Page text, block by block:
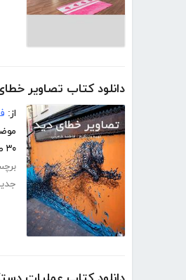
دانلود کتاب تصاویر
از:
۳۰ صفحه